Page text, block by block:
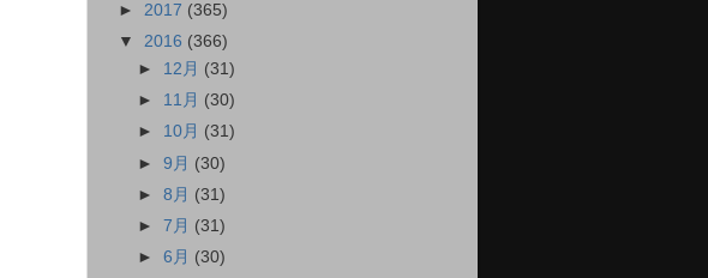
► 2017 (365)
▼ 2016 (366)
► 12月 (31)
► 11月 (30)
► 10月 (31)
►9月 (30)
►8月 (31)
►7月 (31)
►6月 (30)